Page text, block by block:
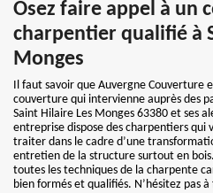
Osez faire appel à un
charpentier qualifié à
Monges
Il faut savoir que Auvergne Couverture
couverture qui intervienne auprès des
Saint Hilaire Les Monges 63380 et ses
entreprise dispose des charpentiers qui
traiter dans le cadre d’une
entretien de la structure surtout en
toutes les techniques de la charpente
bien formés et qualifiés. N’hésitez pas